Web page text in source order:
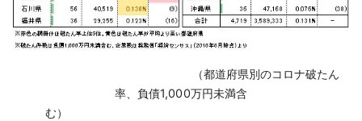
‌ （都道府県別のコロナ破たん
率、負債1,000万円未満含
む）